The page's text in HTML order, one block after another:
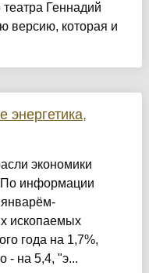
Геннадий
версию, которая и
энергетика,
экономики
информации
ископаемых
года на 1,7%,
- на 5,4, "э...